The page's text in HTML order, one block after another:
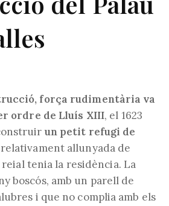
força rudimentària va
ordre de Lluís XIII, el 1623
un petit refugi de
allunyada de
reial tenia la residència. La
boscós, amb un parell de
i que no complia amb els